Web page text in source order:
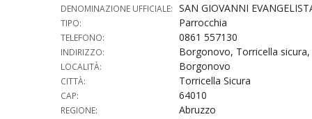
LETTERE DEL VESCOVO AI GIOVANI DELLA
ARCHIVIO
ORGANI DI PARTECIPAZIONE
CAPITOLI
TRIBUNALE ECCLESIASTICO
UTDR (UFFICIO TECNICO)
DENOMINAZIONE UFFICIALE: SAN GIOVANNI
TIPO: Parrocchia
TELEFONO: 0861 557130
INDIRIZZO: Borgonovo, Torricella sicura,
LOCALITÀ: Borgonovo
CITTÀ: Torricella Sicura
CAP: 64010
REGIONE: Abruzzo